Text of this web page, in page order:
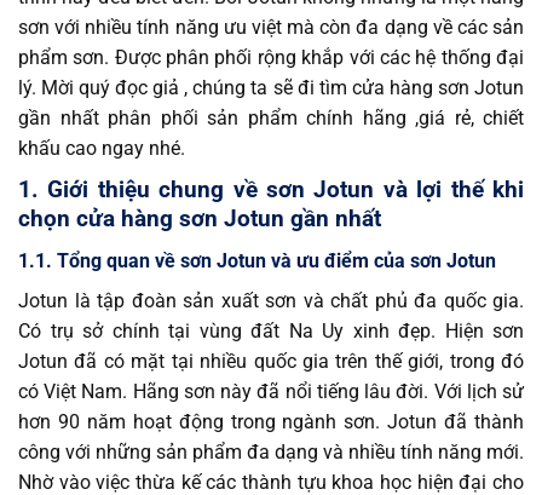
sơn với nhiều tính năng ưu việt mà còn đa dạng về các sản
phẩm sơn. Được phân phối rộng khắp với các hệ thống đại
lý. Mời quý đọc giả , chúng ta sẽ đi tìm cửa hàng sơn Jotun
gần nhất phân phối sản phẩm chính hãng ,giá rẻ, chiết
khấu cao ngay nhé.
1. Giới thiệu chung về sơn Jotun và lợi thế khi
chọn cửa hàng sơn Jotun gần nhất
1.1. Tổng quan về sơn Jotun và ưu điểm của sơn Jotun
Jotun là tập đoàn sản xuất sơn và chất phủ đa quốc gia.
Có trụ sở chính tại vùng đất Na Uy xinh đẹp. Hiện sơn
Jotun đã có mặt tại nhiều quốc gia trên thế giới, trong đó
có Việt Nam. Hãng sơn này đã nổi tiếng lâu đời. Với lịch sử
hơn 90 năm hoạt động trong ngành sơn. Jotun đã thành
công với những sản phẩm đa dạng và nhiều tính năng mới.
Nhờ vào việc thừa kế các thành tựu khoa học hiện đại cho